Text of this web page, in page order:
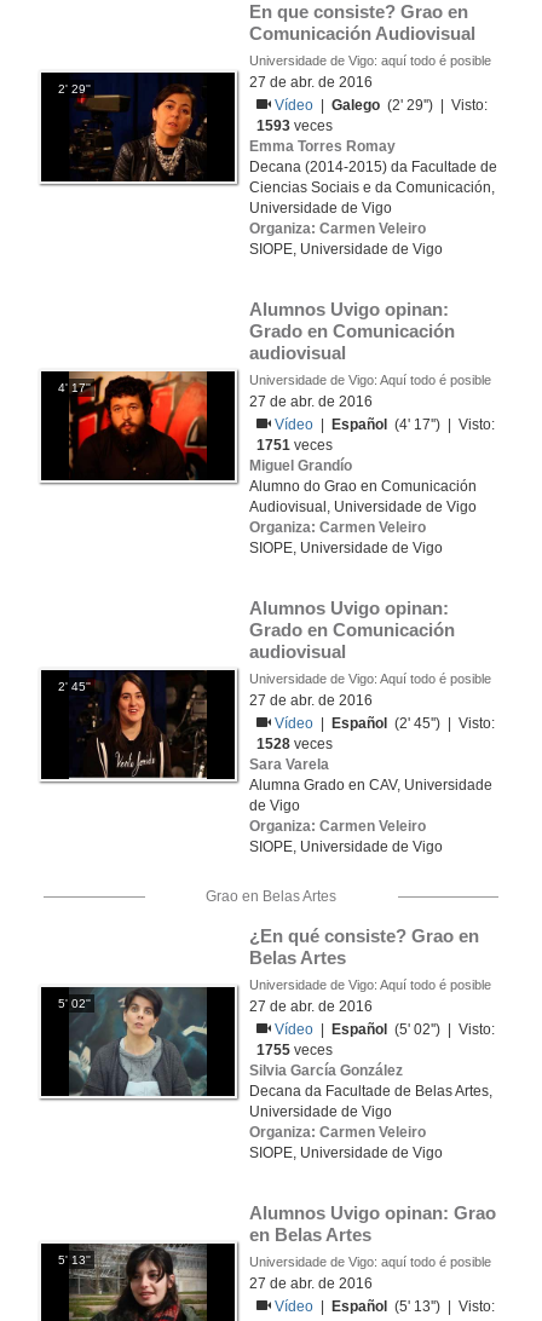
2' 29''
En que consiste? Grao en
Comunicación Audiovisual
Universidade de Vigo: aquí todo é posible
27 de abr. de 2016
Vídeo
|Galego (2' 29'') | Visto:
1593 veces
Emma Torres Romay
Decana (2014-2015) da Facultade de
Ciencias Sociais e da Comunicación,
Universidade de Vigo
Organiza: Carmen Veleiro
SIOPE, Universidade de Vigo
4' 17''
Alumnos Uvigo opinan:
Grado en Comunicación
audiovisual
Universidade de Vigo: Aquí todo é posible
27 de abr. de 2016
Vídeo
Español
(4' 17'') | Visto:
1751 veces
Miguel Grandío
Alumno do Grao en Comunicación
Audiovisual, Universidade de Vigo
Organiza: Carmen Veleiro
SIOPE, Universidade de Vigo
2' 45''
Alumnos Uvigo opinan:
Grado en Comunicación
audiovisual
Universidade de Vigo: Aquí todo é posible
27 de abr. de 2016
Vídeo
Español
(2' 45'') | Visto:
1528 veces
Sara Varela
Alumna Grado en CAV, Universidade
de Vigo
Organiza: Carmen Veleiro
SIOPE, Universidade de Vigo
Grao en Belas Artes
5' 02''
¿En qué consiste? Grao en
Belas Artes
Universidade de Vigo: Aquí todo é posible
27 de abr. de 2016
Vídeo
Español
(5' 02'') | Visto:
1755 veces
Silvia García González
Decana da Facultade de Belas Artes,
Universidade de Vigo
Organiza: Carmen Veleiro
SIOPE, Universidade de Vigo
5' 13''
Alumnos Uvigo opinan: Grao
en Belas Artes
Universidade de Vigo: aquí todo é posible
27 de abr. de 2016
Vídeo
Español
(5' 13'') | Visto: